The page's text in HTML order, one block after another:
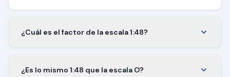
¿Cuál es el factor de la escala 1:48?
Multiplica cualquier longitud real por ese valor para
¿Es lo mismo 1:48 que la escala O?